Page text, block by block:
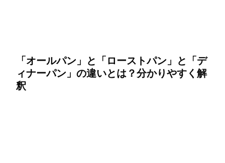
「オールパン」と「ローストパン」と「デ
ィナーパン」の違いとは？分かりやすく解
釈